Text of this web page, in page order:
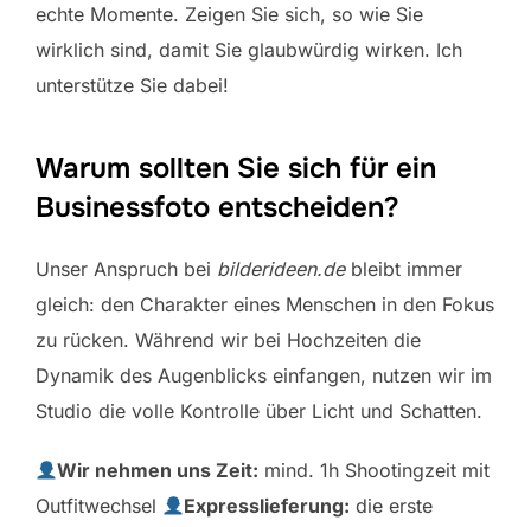
echte Momente. Zeigen Sie sich, so wie Sie
wirklich sind, damit Sie glaubwürdig wirken. Ich
unterstütze Sie dabei!
Warum sollten Sie sich für ein
Businessfoto entscheiden?
Unser Anspruch bei bilderideen.debleibt immer
gleich: den Charakter eines Menschen in den Fokus
zu rücken. Während wir bei Hochzeiten die
Dynamik des Augenblicks einfangen, nutzen wir im
Studio die volle Kontrolle über Licht und Schatten.
Wir nehmen uns Zeit: mind. 1h Shootingzeit mit
Outfitwechsel
Expresslieferung: die erste